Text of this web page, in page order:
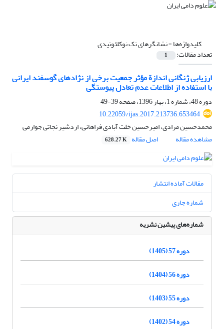
کلیدواژه‌ها =نشانگرهای تک نوکلئوتیدی
تعداد مقالات: 1
ارزیابی ژنگانی اندازة مؤثر جمعیت برخی از نژادهای گوسفند ایرانی
با استفاده از اطلاعات عدم تعادل پیوستگی
دوره 48، شماره 1، بهار 1396، صفحه
39-49
10.22059/ijas.2017.213736.653464
محمدحسین مرادی، امیرحسین خلت آبادی فراهانی، اردشیر نجاتی جوارمی
مشاهده مقاله
اصل مقاله 628.27 K
مقالات آماده انتشار
شماره جاری
شماره‌های پیشین نشریه
دوره 57 (1405)
دوره 56 (1404)
دوره 55 (1403)
دوره 54 (1402)